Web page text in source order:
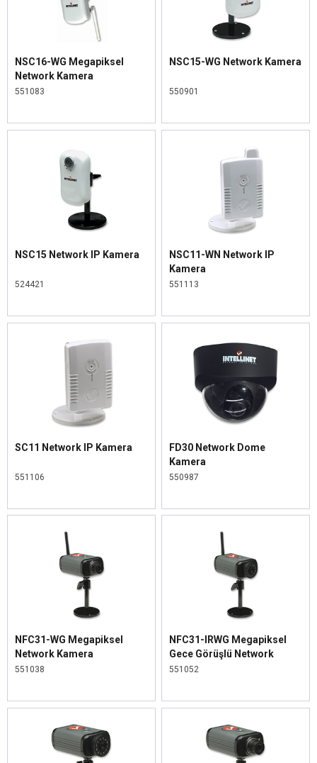
NSC16-WG Megapiksel
Network Kamera
551083
NSC15-WG Network Kamera
550901
NSC15 Network IP Kamera
524421
NSC11-WN Network IP
Kamera
551113
SC11 Network IP Kamera
551106
FD30 Network Dome
Kamera
550987
NFC31-WG Megapiksel
Network Kamera
551038
NFC31-IRWG Megapiksel
Gece Görüşlü Network
Kamera
551052